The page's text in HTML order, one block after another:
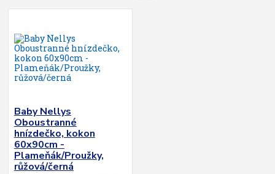
Baby Nellys
Oboustranné
hnízdečko, kokon
60x90cm -
Plameňák/Proužky,
růžová/černá